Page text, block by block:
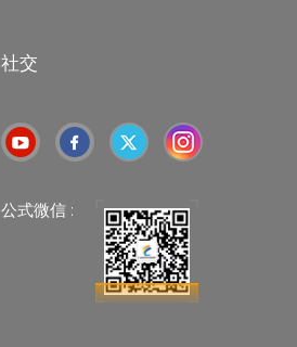
社交
公式微信 :